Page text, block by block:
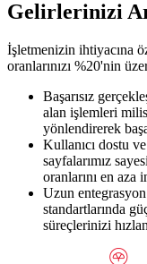
Gelirlerinizi
İşletmenizin ihtiyacına
oranlarınızı %20'nin
Başarısız
alan işlemleri
yönlendirerek
Kullanıcı dostu
sayfalarımız
oranlarını en aza
Uzun
standartlarında
süreçlerinizi